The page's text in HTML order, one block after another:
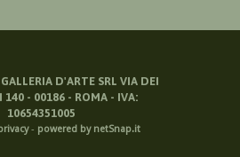
D'ARTE SRL VIA DEI
140 - 00186 - ROMA - IVA:
10654351005
- powered by netSnap.it